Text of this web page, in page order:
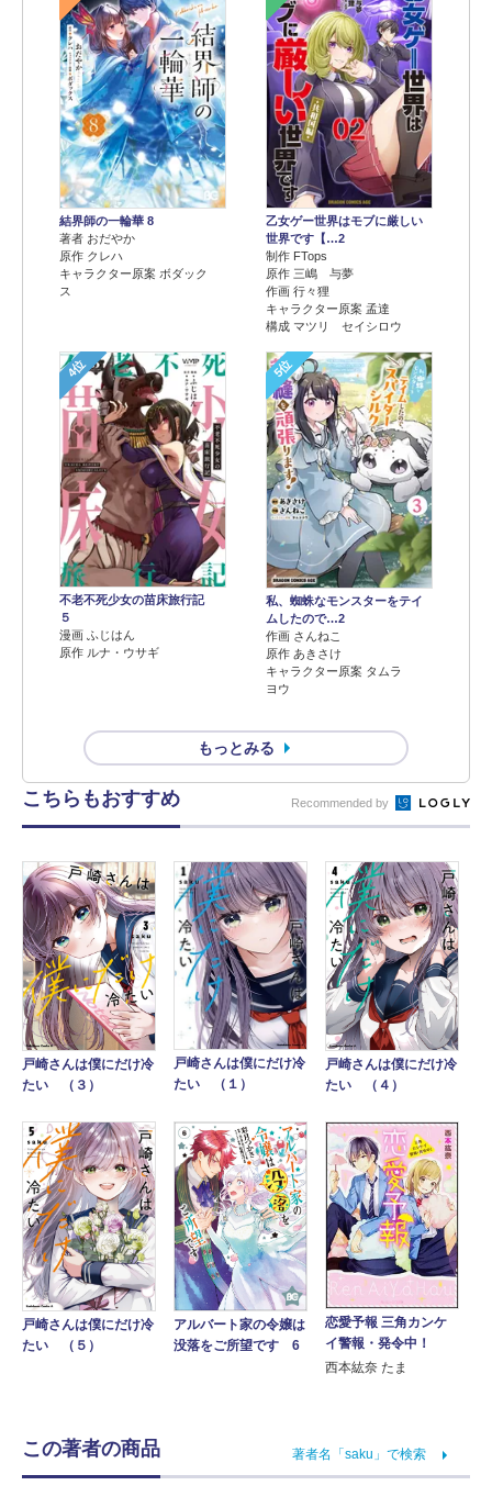
結界師の一輪華 8
著者 おだやか
原作 クレハ
キャラクター原案 ボダック
ス
乙女ゲー世界はモブに厳しい
世界です【…2
制作 FTops
原作 三嶋 与夢
作画 行々狸
キャラクター原案 孟達
構成 マツリ セイシロウ
4位
不老不死少女の苗床旅行記
５
漫画 ふじはん
原作 ルナ・ウサギ
5位
私、蜘蛛なモンスターをテイ
ムしたので…2
作画 さんねこ
原作 あきさけ
キャラクター原案 タムラ
ヨウ
もっとみる
こちらもおすすめ Recommended by
戸崎さんは僕にだけ冷
たい （３）
戸崎さんは僕にだけ冷
たい （１）
戸崎さんは僕にだけ冷
たい （４）
戸崎さんは僕にだけ冷
たい （５）
アルバート家の令嬢は
没落をご所望です 6
恋愛予報 三角カンケ
イ警報・発令中！
西本紘奈 たま
この著者の商品 著者名「saku」で検索